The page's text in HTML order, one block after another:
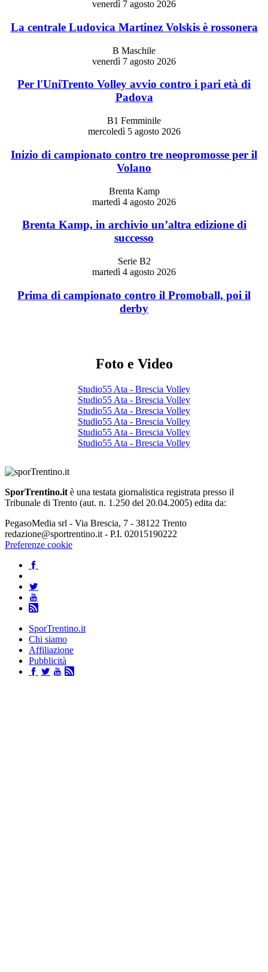
venerdì 7 agosto 2026
La centrale Ludovica Martinez Volskis è rossonera
B Maschile
venerdì 7 agosto 2026
Per l'UniTrento Volley avvio contro i pari età di
Padova
B1 Femminile
mercoledì 5 agosto 2026
Inizio di campionato contro tre neopromosse per il
Volano
Brenta Kamp
martedì 4 agosto 2026
Brenta Kamp, in archivio un’altra edizione di
successo
Serie B2
martedì 4 agosto 2026
Prima di campionato contro il Promoball, poi il
derby
Foto e Video
Studio55 Ata - Brescia Volley
Studio55 Ata - Brescia Volley
Studio55 Ata - Brescia Volley
Studio55 Ata - Brescia Volley
Studio55 Ata - Brescia Volley
Studio55 Ata - Brescia Volley
SporTrentino.it è una testata giornalistica registrata presso il
Tribunale di Trento (aut. n. 1.250 del 20.04.2005) edita da:
PegasoMedia srl - Via Brescia, 7 - 38122 Trento
redazione@sportrentino.it - P.I. 02015190222
Preferenze cookie
SporTrentino.it
Chi siamo
Affiliazione
Pubblicità